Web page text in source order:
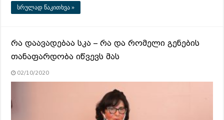
სრულად წაკითხვა »
რა დაავადებაა სკა – რა და რომელი გენების
თანაფარდობა იწვევს მას
02/10/2020